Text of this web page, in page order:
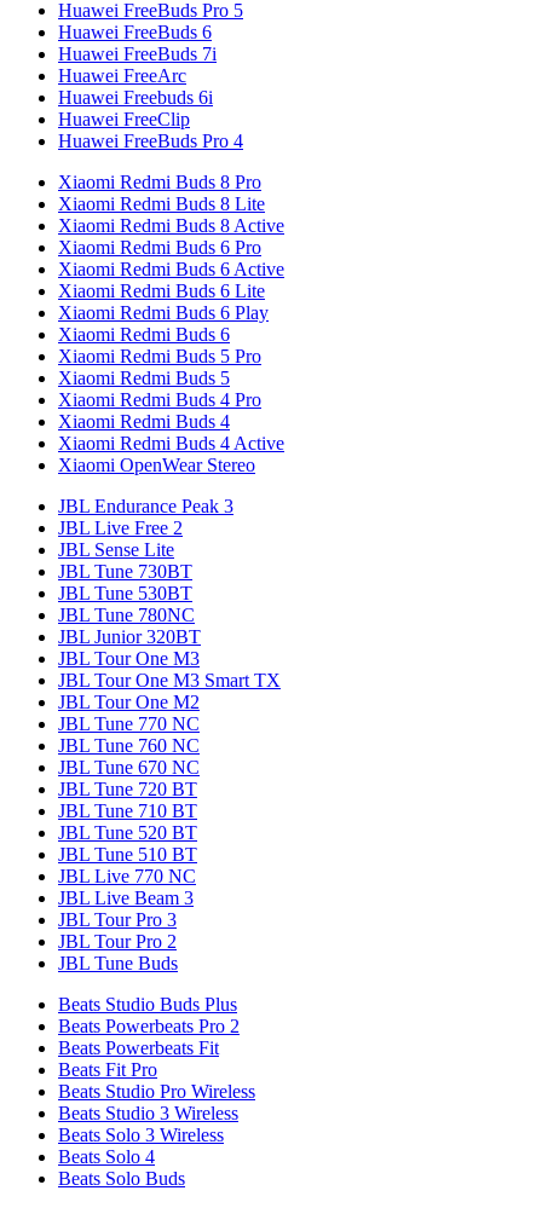
Huawei FreeBuds Pro 5
Huawei FreeBuds 6
Huawei FreeBuds 7i
Huawei FreeArc
Huawei Freebuds 6i
Huawei FreeClip
Huawei FreeBuds Pro 4
Xiaomi Redmi Buds 8 Pro
Xiaomi Redmi Buds 8 Lite
Xiaomi Redmi Buds 8 Active
Xiaomi Redmi Buds 6 Pro
Xiaomi Redmi Buds 6 Active
Xiaomi Redmi Buds 6 Lite
Xiaomi Redmi Buds 6 Play
Xiaomi Redmi Buds 6
Xiaomi Redmi Buds 5 Pro
Xiaomi Redmi Buds 5
Xiaomi Redmi Buds 4 Pro
Xiaomi Redmi Buds 4
Xiaomi Redmi Buds 4 Active
Xiaomi OpenWear Stereo
JBL Endurance Peak 3
JBL Live Free 2
JBL Sense Lite
JBL Tune 730BT
JBL Tune 530BT
JBL Tune 780NC
JBL Junior 320BT
JBL Tour One M3
JBL Tour One M3 Smart TX
JBL Tour One M2
JBL Tune 770 NC
JBL Tune 760 NC
JBL Tune 670 NC
JBL Tune 720 BT
JBL Tune 710 BT
JBL Tune 520 BT
JBL Tune 510 BT
JBL Live 770 NC
JBL Live Beam 3
JBL Tour Pro 3
JBL Tour Pro 2
JBL Tune Buds
Beats Studio Buds Plus
Beats Powerbeats Pro 2
Beats Powerbeats Fit
Beats Fit Pro
Beats Studio Pro Wireless
Beats Studio 3 Wireless
Beats Solo 3 Wireless
Beats Solo 4
Beats Solo Buds